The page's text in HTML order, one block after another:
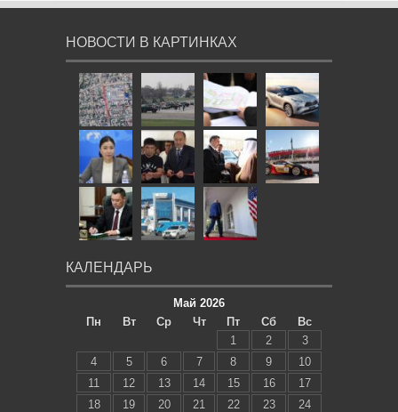
НОВОСТИ В КАРТИНКАХ
КАЛЕНДАРЬ
Май 2026
Пн
Вт Ср Чт Пт Сб
Вс
1
2
3
4
5 6 7 8 9
10
11
12 13 14 15 16
17
18
19 20 21 22 23
24